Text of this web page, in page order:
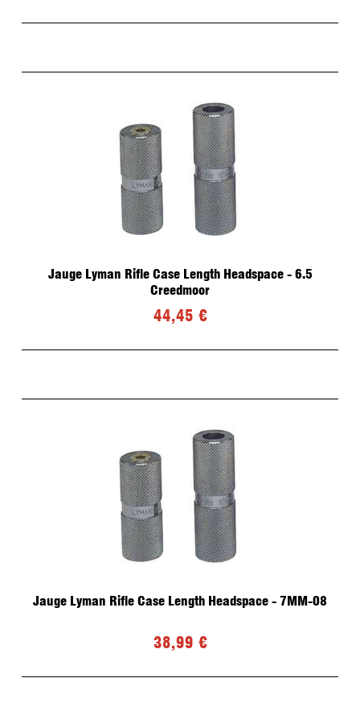
Jauge Lyman Rifle Case Length Headspace - 6.5
Creedmoor
44,45 €
Jauge Lyman Rifle Case Length Headspace - 7MM-08
38,99 €